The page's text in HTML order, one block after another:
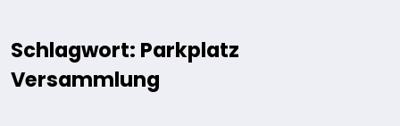
Schlagwort: Parkplatz
Versammlung